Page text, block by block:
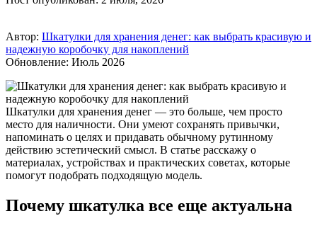
Автор: Шкатулки для хранения денег: как выбрать красивую и
надежную коробочку для накоплений
Обновление: Июль 2026
Шкатулки для хранения денег — это больше, чем просто
место для наличности. Они умеют сохранять привычки,
напоминать о целях и придавать обычному рутинному
действию эстетический смысл. В статье расскажу о
материалах, устройствах и практических советах, которые
помогут подобрать подходящую модель.
Почему шкатулка все еще актуальна